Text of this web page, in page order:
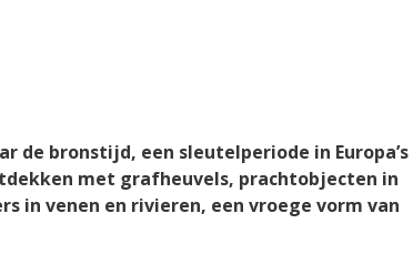
de bronstijd, een sleutelperiode in Europa’s
met grafheuvels, prachtobjecten in
in venen en rivieren, een vroege vorm van